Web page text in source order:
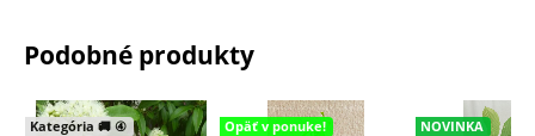
Podobné produkty
Kategória 🚚 ④
Opäť v ponuke!
NOVINKA